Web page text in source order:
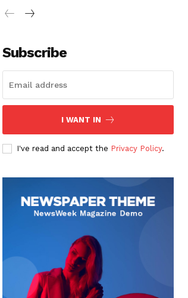
Subscribe
I WANT IN
I've read and accept the Privacy Policy.